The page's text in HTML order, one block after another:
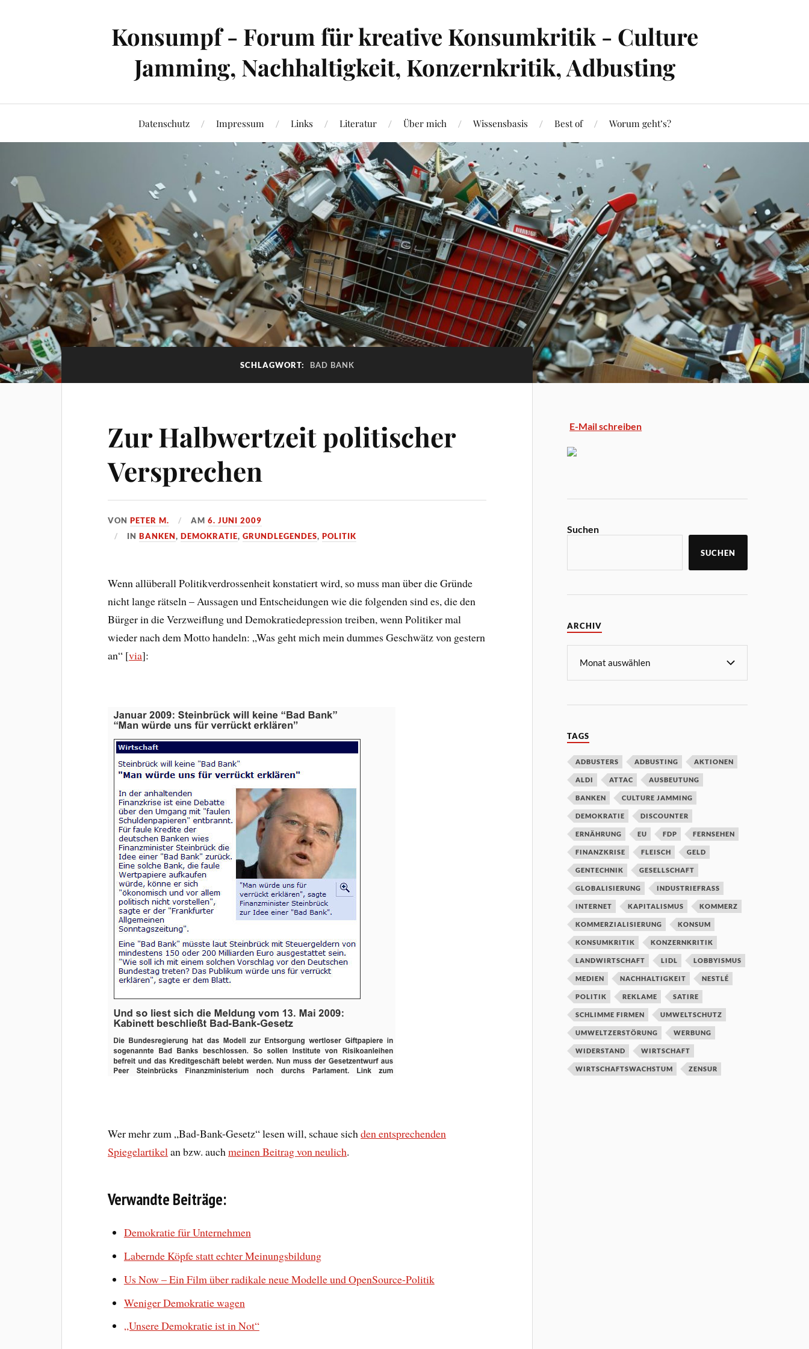
Konsumpf - Forum für kreative Konsumkritik - Culture
Jamming, Nachhaltigkeit, Konzernkritik, Adbusting
Datenschutz Impressum Links Literatur Über mich Wissensbasis Best of Worum geht’s?
SCHLAGWORT: BAD BANK
Zur Halbwertzeit politischer
Versprechen
VONPETER M. AM6. JUNI 2009
INBANKEN,DEMOKRATIE,GRUNDLEGENDES,POLITIK
Wenn allüberall Politikverdrossenheit konstatiert wird, so muss man über die Gründe
nicht lange rätseln – Aussagen und Entscheidungen wie die folgenden sind es, die den
Bürger in die Verzweiflung und Demokratiedepression treiben, wenn Politiker mal
wieder nach dem Motto handeln: „Was geht mich mein dummes Geschwätz von gestern
an“ [via]:
Wer mehr zum „Bad-Bank-Gesetz“ lesen will, schaue sichden entsprechenden
Spiegelartikel an bzw. auchmeinen Beitrag von neulich.
Verwandte Beiträge:
Demokratie für Unternehmen
Labernde Köpfe statt echter Meinungsbildung
Us Now – Ein Film über radikale neue Modelle und OpenSource-Politik
Weniger Demokratie wagen
„Unsere Demokratie ist in Not“
E-Mail schreiben
Suchen
SUCHEN
ARCHIV
TAGS
ADBUSTERS ADBUSTING AKTIONEN
ALDI ATTAC AUSBEUTUNG
BANKEN CULTURE JAMMING
DEMOKRATIE DISCOUNTER
ERNÄHRUNG EU FDP FERNSEHEN
FINANZKRISE FLEISCH GELD
GENTECHNIK GESELLSCHAFT
GLOBALISIERUNG INDUSTRIEFRASS
INTERNET KAPITALISMUS KOMMERZ
KOMMERZIALISIERUNG KONSUM
KONSUMKRITIK KONZERNKRITIK
LANDWIRTSCHAFT LIDL LOBBYISMUS
MEDIEN NACHHALTIGKEIT NESTLÉ
POLITIK REKLAME SATIRE
SCHLIMME FIRMEN UMWELTSCHUTZ
UMWELTZERSTÖRUNG WERBUNG
WIDERSTAND WIRTSCHAFT
WIRTSCHAFTSWACHSTUM ZENSUR